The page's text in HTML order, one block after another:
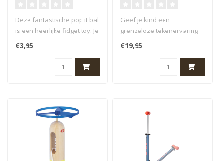
Deze fantastische pop it bal
is een heerlijke fidget toy. Je
plopt de ballen naa..
€3,95
Geef je kind een
grenzeloze tekenervaring
met KIDYDRAW-MINI, een
tekenboek met L..
€19,95